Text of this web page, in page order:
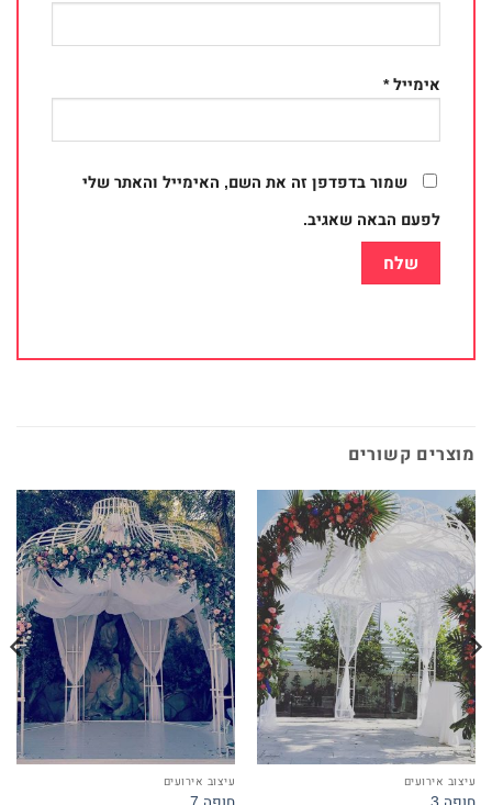
אימייל*
שמור בדפדפן זה את השם, האימייל והאתר שלי
לפעם הבאה שאגיב.
מוצרים קשורים
עיצוב אירועים עיצוב אירועים